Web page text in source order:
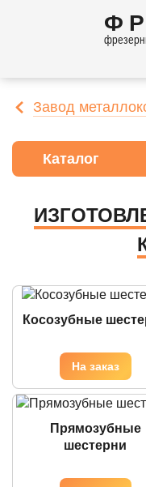
Завод
Каталог
Косозубные
Прямозубные
шестерни